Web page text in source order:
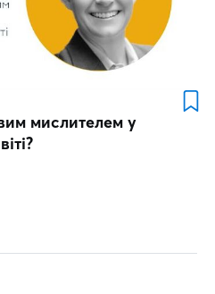
мислителем у